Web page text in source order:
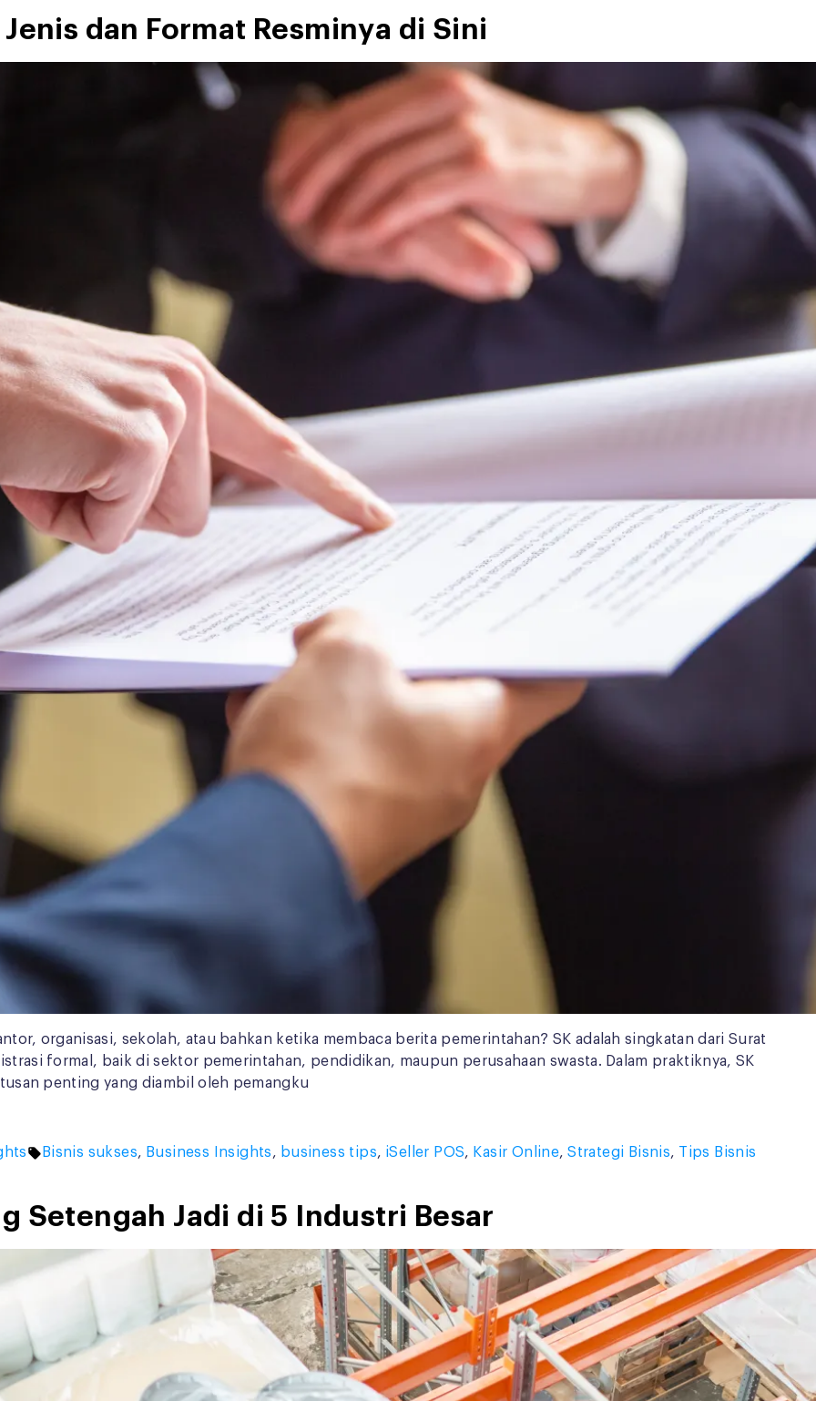
dan Format Resminya di Sini
organisasi, sekolah, atau bahkan ketika membaca berita pemerintahan? SK adalah singkatan dari Surat
formal, baik di sektor pemerintahan, pendidikan, maupun perusahaan swasta. Dalam praktiknya, SK
penting yang diambil oleh pemangku
Tags:
Bisnis sukses, Business Insights, business tips, iSeller POS, Kasir Online,Strategi Bisnis, Tips Bisnis
Setengah Jadi di 5 Industri Besar